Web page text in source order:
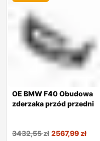
OE BMW F40 Obudowa
zderzaka przód przedni
3432,55zł 2567,99zł